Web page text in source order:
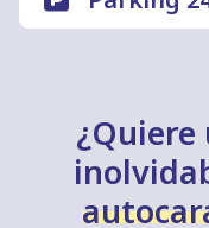
¿Quiere